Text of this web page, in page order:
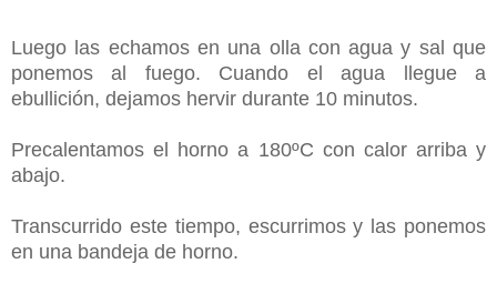
Luego las echamos en una olla con agua y sal que
ponemos al fuego. Cuando el agua llegue a
ebullición, dejamos hervir durante 10 minutos.
Precalentamos el horno a 180ºC con calor arriba y
abajo.
Transcurrido este tiempo, escurrimos y las ponemos
en una bandeja de horno.